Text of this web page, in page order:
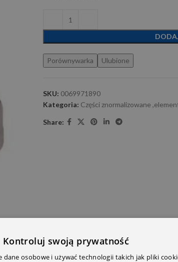
Porównywarka Ulubione
SKU: 0069971890
Kategoria: Części znormalizowane
Share:
OPINIE (0)PRZECZYTAJ PRZED
Kontroluj swoją prywatność
dane osobowe i używać technologii takich jak pliki